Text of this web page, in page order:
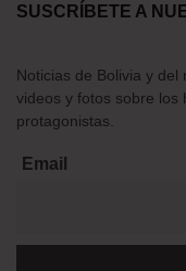
SUSCRÍBETE A
Noticias de Bolivia y del
videos y fotos sobre los
protagonistas.
Email